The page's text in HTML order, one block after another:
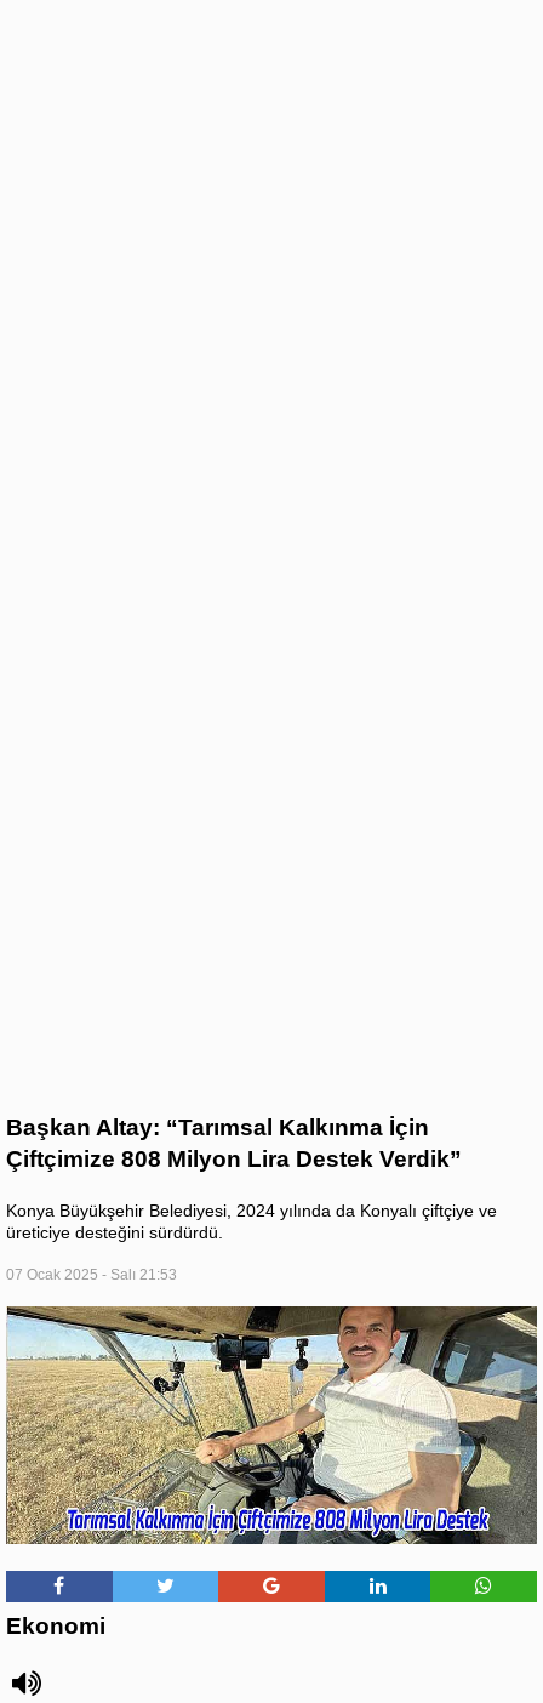
Başkan Altay: “Tarımsal Kalkınma İçin
Çiftçimize 808 Milyon Lira Destek Verdik”
Konya Büyükşehir Belediyesi, 2024 yılında da Konyalı çiftçiye ve
üreticiye desteğini sürdürdü.
07 Ocak 2025 - Salı 21:53
Ekonomi